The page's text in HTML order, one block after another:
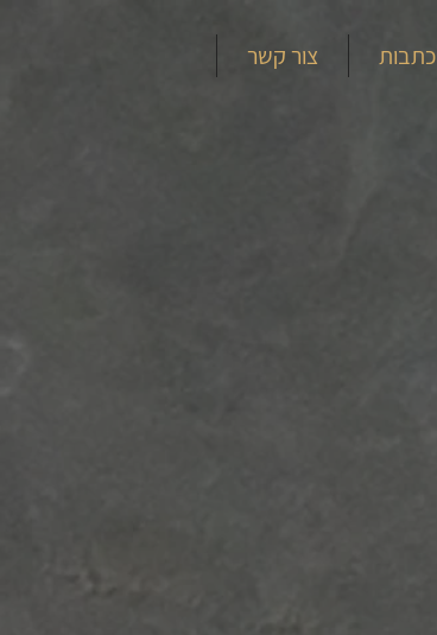
כתבות צור קשר